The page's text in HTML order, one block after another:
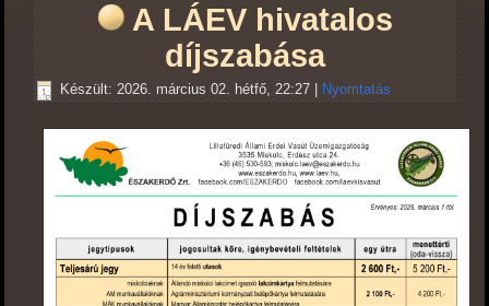
A LÁEV hivatalos
díjszabása
Készült: 2026. március 02. hétfő, 22:27 Nyomtatás